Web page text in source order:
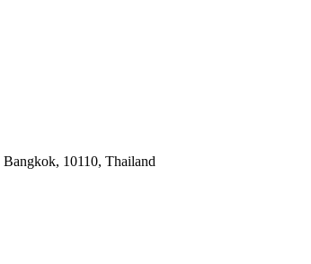
10110, Thailand